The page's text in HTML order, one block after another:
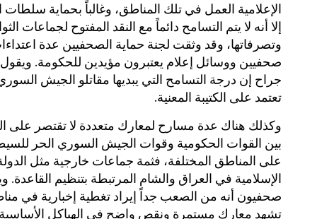
الإعلامية العمل في تلك المناطق، وغالباً بحماية سلطات
إلا أنه لا يتم التسامح دائماً مع النقد المفتوح لجماعات
وتصرفاتها، وقد وثقت لجنة حماية الصحفيين عدة
صحفيين ووسائل إعلام يعتبرون مؤيدين للحكومة.
جراح إن درجة التسامح التي يبديها مقاتلو الجيش
تعتمد على الكتيبة المعنية.
وكذلك هناك عدة مسارح لمعارك متعددة لا تقتصر على
بين القوات الحكومية وقوات الجيش السوري الحر
على المناطق المختلفة، فثمة جماعات خارجية مثل
الإسلامية في العراق والشام المرتبطة بتنظيم القاعدة.
صحفيون أنه من الصعب جداً إيراد تغطية إخبارية في